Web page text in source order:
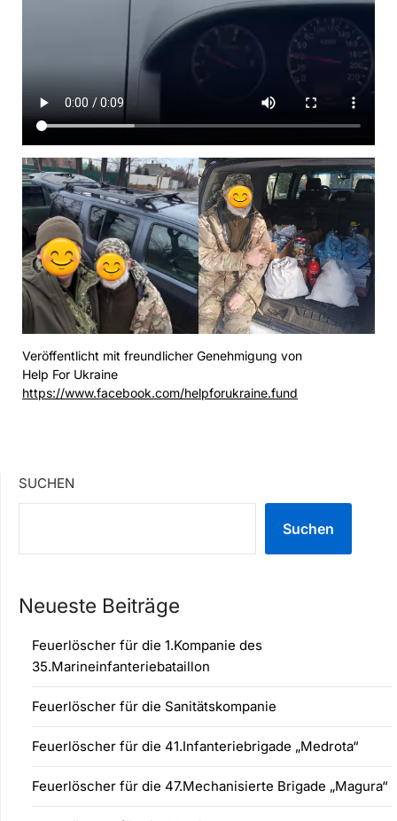
Veröffentlicht mit freundlicher Genehmigung von
Help For Ukraine
https://www.facebook.com/helpforukraine.fund
SUCHEN
Suchen
Neueste Beiträge
Feuerlöscher für die 1.Kompanie des
35.Marineinfanteriebataillon
Feuerlöscher für die Sanitätskompanie
Feuerlöscher für die 41.Infanteriebrigade „Medrota“
Feuerlöscher für die 47.Mechanisierte Brigade „Magura“